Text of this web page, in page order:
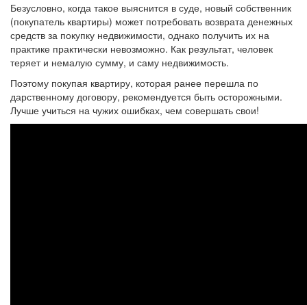
Безусловно, когда такое выяснится в суде, новый собственник
(покупатель квартиры) может потребовать возврата денежных
средств за покупку недвижимости, однако получить их на
практике практически невозможно. Как результат, человек
теряет и немалую сумму, и саму недвижимость.
Поэтому покупая квартиру, которая ранее перешла по
дарственному договору, рекомендуется быть осторожными.
Лучше учиться на чужих ошибках, чем совершать свои!